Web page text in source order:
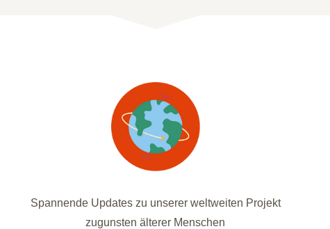
Spannende Updates zu unserer weltweiten Projekt
zugunsten älterer Menschen